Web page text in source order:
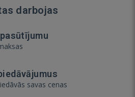
darbojas
savas cenas